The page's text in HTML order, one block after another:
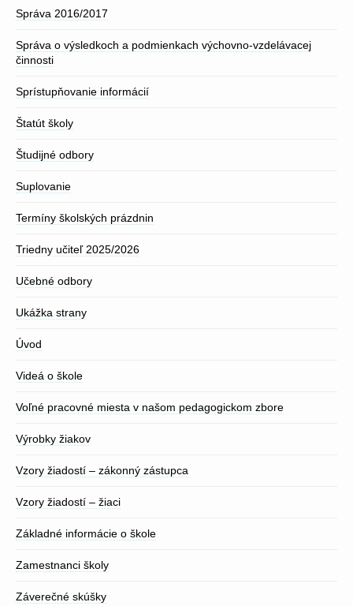
Správa 2016/2017
Správa o výsledkoch a podmienkach výchovno-vzdelávacej
činnosti
Sprístupňovanie informácií
Štatút školy
Študijné odbory
Suplovanie
Termíny školských prázdnin
Triedny učiteľ 2025/2026
Učebné odbory
Ukážka strany
Úvod
Videá o škole
Voľné pracovné miesta v našom pedagogickom zbore
Výrobky žiakov
Vzory žiadostí – zákonný zástupca
Vzory žiadostí – žiaci
Základné informácie o škole
Zamestnanci školy
Záverečné skúšky